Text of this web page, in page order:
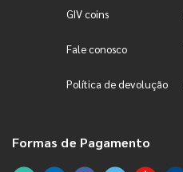
GIV coins
Fale conosco
Política de devolução
Formas de Pagamento